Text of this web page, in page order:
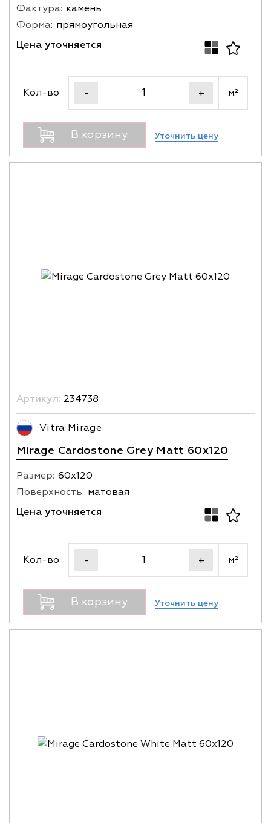
Фактура: камень
Форма: прямоугольная
Цена уточняется
Кол-во - + м²
В корзину Уточнить цену
Артикул: 234738
Vitra Mirage
Mirage Cardostone Grey Matt 60x120
Размер: 60х120
Поверхность: матовая
Цена уточняется
Кол-во - + м²
В корзину Уточнить цену